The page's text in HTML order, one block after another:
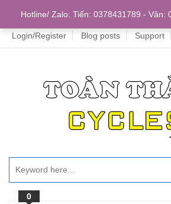
Home
Login/Register Blog posts Support
0
Hotline/ Zalo: Tiến: 0378431789 - Vân: